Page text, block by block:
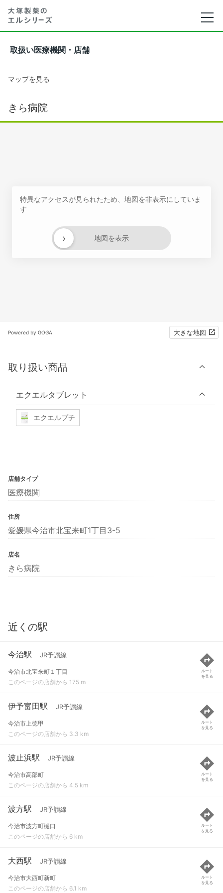
取扱い医療機関・店舗
マップを見る
きら病院
特異なアクセスが見られたため、地図を非表示にしていま
す
地図を表示
›
Powered by GOGA 大きな地図
取り扱い商品
エクエルタブレット
エクエルプチ
店舗タイプ
医療機関
住所
愛媛県今治市北宝来町1丁目3-5
店名
きら病院
近くの駅
今治駅 JR予讃線
今治市北宝来町１丁目
このページの店舗から 175 m
ルート
を見る
伊予富田駅 JR予讃線
今治市上徳甲
このページの店舗から 3.3 km
ルート
を見る
波止浜駅 JR予讃線
今治市高部町
このページの店舗から 4.5 km
ルート
を見る
波方駅 JR予讃線
今治市波方町樋口
このページの店舗から 6 km
ルート
を見る
大西駅 JR予讃線
今治市大西町新町
このページの店舗から 6.1 km
ルート
を見る